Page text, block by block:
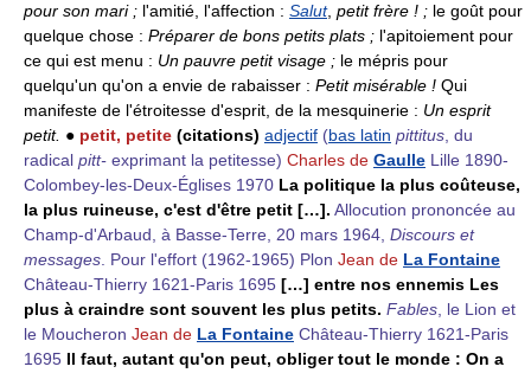
pour son mari; l'amitié, l'affection : Salut, petit frère ! ; le goût pour
quelque chose : Préparer de bons petits plats ; l'apitoiement pour
ce qui est menu : Un pauvre petit visage ; le mépris pour
quelqu'un qu'on a envie de rabaisser : Petit misérable ! Qui
manifeste de l'étroitesse d'esprit, de la mesquinerie : Un esprit
petit. ● petit, petite (citations) adjectif (bas latin pittitus, du
radical pitt- exprimant la petitesse) Charles de Gaulle Lille 1890-
Colombey-les-Deux-Églises 1970 La politique la plus coûteuse,
la plus ruineuse, c'est d'être petit […]. Allocution prononcée au
Champ-d'Arbaud, à Basse-Terre, 20 mars 1964, Discours et
messages. Pour l'effort (1962-1965) Plon Jean de La Fontaine
Château-Thierry 1621-Paris 1695 […] entre nos ennemis Les
plus à craindre sont souvent les plus petits. Fables, le Lion et
le Moucheron Jean de La Fontaine Château-Thierry 1621-Paris
1695 Il faut, autant qu'on peut, obliger tout le monde : On a